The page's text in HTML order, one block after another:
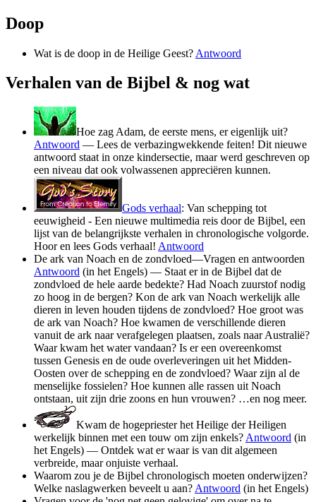
Doop
Wat is de doop in de Heilige Geest? Antwoord
Verhalen van de Bijbel & nog wat
Hoe zag Adam, de eerste mens, er eigenlijk uit?
Antwoord — Lees de verbazingwekkende feiten! Dit nieuwe
antwoord staat in onze kindersectie, maar werd geschreven op
een niveau dat ook volwassenen appreciëren kunnen.
Gods verhaal: Van schepping tot
eeuwigheid - Een nieuwe multimedia reis door de Bijbel, een
lijst van de belangrijkste verhalen in chronologische volgorde.
Hoor en lees Gods verhaal! Antwoord
De ark van Noach en de zondvloed—Vragen en antwoorden
Antwoord (in het Engels) — Staat er in de Bijbel dat de
zondvloed de hele aarde bedekte? Had Noach zuurstof nodig
zo hoog in de bergen? Kon de ark van Noach werkelijk alle
dieren in leven houden tijdens de zondvloed? Hoe groot was
de ark van Noach? Hoe kwamen de verschillende dieren
vanuit de ark naar verafgelegen plaatsen, zoals naar Australië?
Waar kwam het water vandaan? Is er een overeenkomst
tussen Genesis en de oude overleveringen uit het Midden-
Oosten over de schepping en de zondvloed? Waar zijn al de
menselijke fossielen? Hoe kunnen alle rassen uit Noach
ontstaan, uit zijn drie zoons en hun vrouwen? …en nog meer.
Kwam de hogepriester het Heilige der Heiligen
werkelijk binnen met een touw om zijn enkels? Antwoord (in
het Engels) — Ontdek wat er waar is van dit algemeen
verbreide, maar onjuiste verhaal.
Waarom zou je de Bijbel chronologisch moeten onderwijzen?
Welke naslagwerken beveelt u aan? Antwoord (in het Engels)